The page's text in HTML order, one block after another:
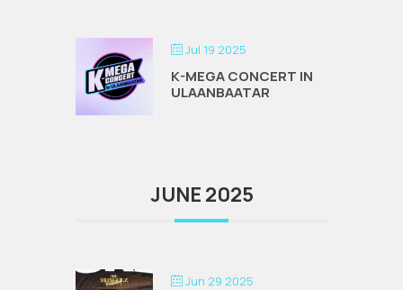
Jul 19 2025
K-MEGA CONCERT IN
ULAANBAATAR
JUNE 2025
Jun 29 2025